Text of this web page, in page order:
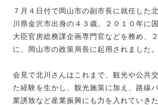
７月４日付で岡山市の副市長に就任した
川県金沢市出身の４３歳。２０１０年に
大臣官房総務課企画専門官などを務め、
に、岡山市の政策局長に起用されました。
会見で北川さんはこれまで、観光や公共
た経験を生かし、観光施策に加え、路線
業誘致など産業振興にも力を入れていき